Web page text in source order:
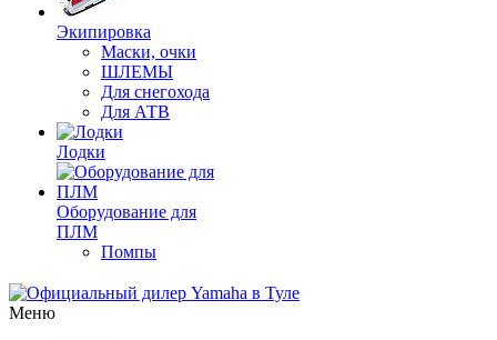
Экипировка
Маски, очки
ШЛЕМЫ
Для снегохода
Для АТВ
Лодки
Оборудование для
ПЛМ
Помпы
Меню